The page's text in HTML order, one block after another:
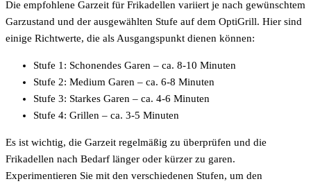
Die empfohlene Garzeit für Frikadellen variiert je nach gewünschtem
Garzustand und der ausgewählten Stufe auf dem OptiGrill. Hier sind
einige Richtwerte, die als Ausgangspunkt dienen können:
Stufe 1: Schonendes Garen – ca. 8-10 Minuten
Stufe 2: Medium Garen – ca. 6-8 Minuten
Stufe 3: Starkes Garen – ca. 4-6 Minuten
Stufe 4: Grillen – ca. 3-5 Minuten
Es ist wichtig, die Garzeit regelmäßig zu überprüfen und die
Frikadellen nach Bedarf länger oder kürzer zu garen.
Experimentieren Sie mit den verschiedenen Stufen, um den